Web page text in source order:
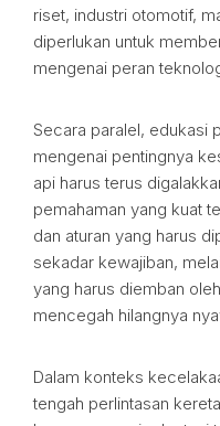
riset, industri otomotif,
diperlukan untuk
mengenai peran
Secara paralel, edukasi
mengenai pentingnya
api harus terus
pemahaman yang kuat
dan aturan yang harus
sekadar kewajiban,
yang harus diemban
mencegah hilangnya
Dalam konteks
tengah perlintasan